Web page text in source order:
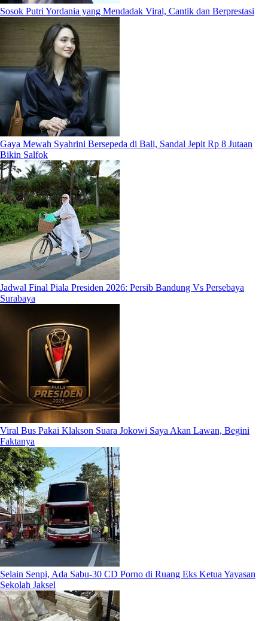
Sosok Putri Yordania yang Mendadak Viral, Cantik dan Berprestasi
Gaya Mewah Syahrini Bersepeda di Bali, Sandal Jepit Rp 8 Jutaan
Bikin Salfok
Jadwal Final Piala Presiden 2026: Persib Bandung Vs Persebaya
Surabaya
Viral Bus Pakai Klakson Suara Jokowi Saya Akan Lawan, Begini
Faktanya
Selain Senpi, Ada Sabu-30 CD Porno di Ruang Eks Ketua Yayasan
Sekolah Jaksel